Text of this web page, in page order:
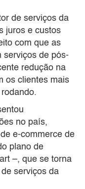
de serviços da
juros e custos
com que as
serviços de pós-
redução na
os clientes mais
no país,
e-commerce de
plano de
–, que se torna
serviços da